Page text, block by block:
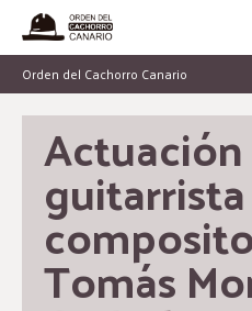
Orden del Cachorro Canario
Tomás